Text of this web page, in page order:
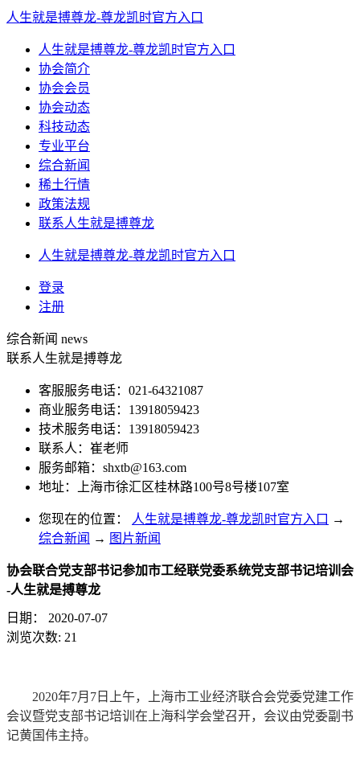
人生就是搏尊龙-尊龙凯时官方入口
人生就是搏尊龙-尊龙凯时官方入口
协会简介
协会会员
协会动态
科技动态
专业平台
综合新闻
稀土行情
政策法规
联系人生就是搏尊龙
人生就是搏尊龙-尊龙凯时官方入口
登录
注册
综合新闻 news
联系人生就是搏尊龙
客服服务电话：021-64321087
商业服务电话：13918059423
技术服务电话：13918059423
联系人：崔老师
服务邮箱： shxtb@163.com
地址：上海市徐汇区桂林路100号8号楼107室
您现在的位置： 人生就是搏尊龙-尊龙凯时官方入口 →
综合新闻 → 图片新闻
协会联合党支部书记参加市工经联党委系统党支部书记培训会
-人生就是搏尊龙
日期：
2020-07-07
浏览次数: 21
2020年7月7日上午，上海市工业经济联合会党委党建工作
会议暨党支部书记培训在上海科学会堂召开，会议由党委副书
记黄国伟主持。